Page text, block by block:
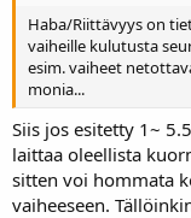
Haba/Riittävyys on
vaiheille kulutusta
esim. vaiheet
monia...
Siis jos esitetty 1~
laittaa oleellista
sitten voi hommata
vaiheeseen.